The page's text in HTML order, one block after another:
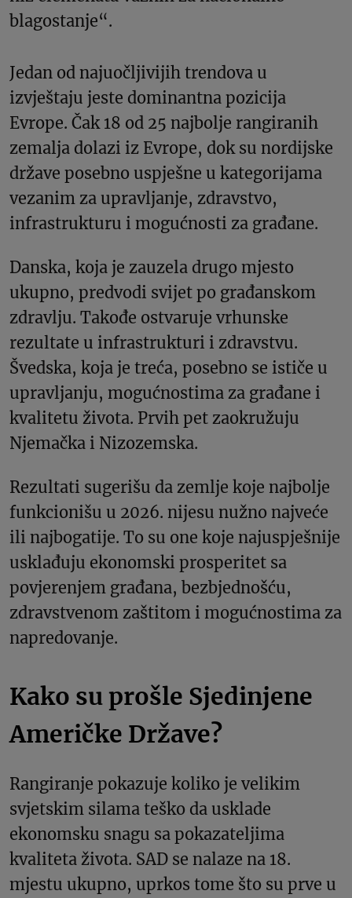
blagostanje“.
Jedan od najuočljivijih trendova u
izvještaju jeste dominantna pozicija
Evrope. Čak 18 od 25 najbolje rangiranih
zemalja dolazi iz Evrope, dok su nordijske
države posebno uspješne u kategorijama
vezanim za upravljanje, zdravstvo,
infrastrukturu i mogućnosti za građane.
Danska, koja je zauzela drugo mjesto
ukupno, predvodi svijet po građanskom
zdravlju. Takođe ostvaruje vrhunske
rezultate u infrastrukturi i zdravstvu.
Švedska, koja je treća, posebno se ističe u
upravljanju, mogućnostima za građane i
kvalitetu života. Prvih pet zaokružuju
Njemačka i Nizozemska.
Rezultati sugerišu da zemlje koje najbolje
funkcionišu u 2026. nijesu nužno najveće
ili najbogatije. To su one koje najuspješnije
usklađuju ekonomski prosperitet sa
povjerenjem građana, bezbjednošću,
zdravstvenom zaštitom i mogućnostima za
napredovanje.
Kako su prošle Sjedinjene
Američke Države?
Rangiranje pokazuje koliko je velikim
svjetskim silama teško da usklade
ekonomsku snagu sa pokazateljima
kvaliteta života. SAD se nalaze na 18.
mjestu ukupno, uprkos tome što su prve u